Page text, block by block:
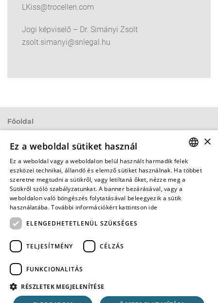
ÍRJON
LKiss@trocellen.com
Jogi képviselő – Dr. Simányi Zsolt
zsolt.simanyi@snlegal.hu
Főoldal
Használati feltételek
Adatvédelmi nyilatkozat
Alap specifikációk
Süti szabályzat
Kövessen bennünket!
ENGLISH
HUNGARIAN
GERMAN
×
Ez a weboldal sütiket használ
Ez a weboldal vagy a weboldalon belül használt harmadik felek
eszközei technikai, állandó és elemző sütiket használnak. Ha többet
szeretne megtudni a sütikről, vagy letiltaná őket, nézze meg a
Sütikről szóló szabályzatunkat. A banner bezárásával, vagy a
weboldalon való böngészés folytatásával beleegyezik a sütik
használatába. További információkért kattintson ide
ELENGEDHETETLENÜL SZÜKSÉGES
TELJESÍTMÉNY CÉLZÁS
FUNKCIONALITÁS
RÉSZLETEK MEGJELENÍTÉSE